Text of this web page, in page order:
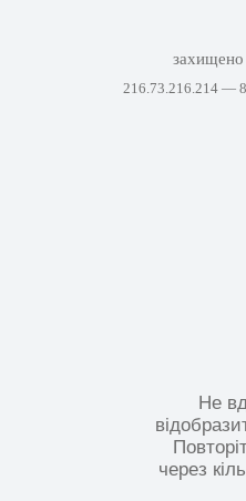
захищено
216.73.216.214 —
Не
через